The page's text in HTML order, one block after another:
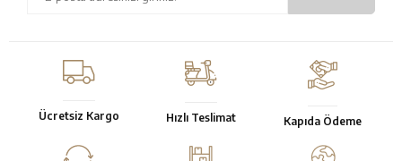
Ücretsiz Kargo Hızlı Teslimat Kapıda Ödeme